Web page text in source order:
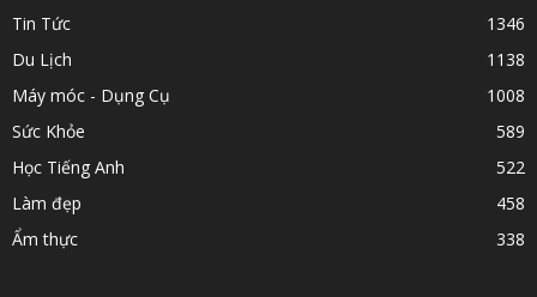
Tin Tức
1346
Du Lịch
1138
Máy móc - Dụng Cụ
1008
Sức Khỏe
589
Học Tiếng Anh
522
Làm đẹp
458
Ẩm thực
338